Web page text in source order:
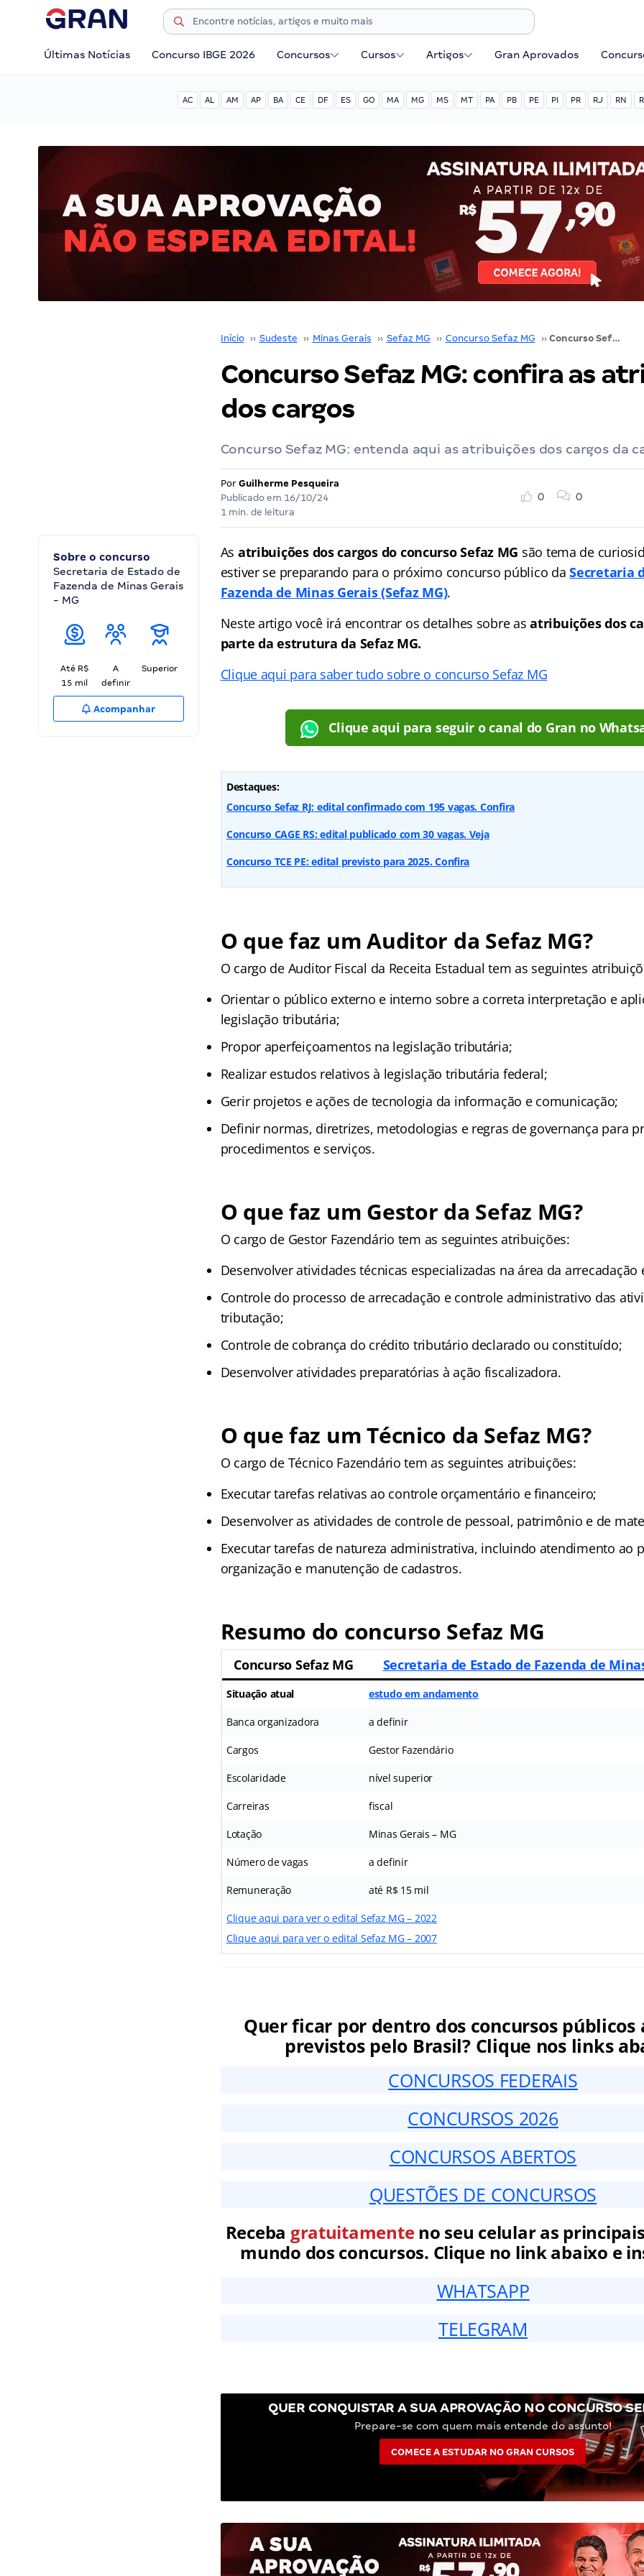
Últimas Notícias Concurso IBGE 2026 Concursos Cursos Artigos Gran Aprovados
AC AL AM AP BA CE DF ES GO MA MG MS MT PA PB PE PI PR RJ RN
Início ›› Sudeste ›› Minas Gerais ›› Sefaz MG ›› Concurso Sefaz MG ›› Concurso Sefaz MG: confira as atribuições dos cargos
Concurso Sefaz MG: confira as
dos cargos
Concurso Sefaz MG: entenda aqui as atribuições dos cargos da
Por Guilherme Pesqueira
Publicado em 16/10/24
1 min. de leitura
0 0
Sobre o concurso
Secretaria de Estado de
Fazenda de Minas Gerais
- MG
Até R$
15 mil
A
definir
Superior
Acompanhar
As atribuições dos cargos do concurso Sefaz MG são tema de
estiver se preparando para o próximo concurso público daSecretaria
Fazenda de Minas Gerais(Sefaz MG).
Neste artigo você irá encontrar os detalhes sobre asatribuições dos
parte da estrutura da Sefaz MG.
Clique aqui para saber tudo sobre o concurso Sefaz MG
Clique aqui para seguir o canal do Gran no
Destaques:
Concurso Sefaz RJ: edital confirmado com 195 vagas. Confira
Concurso CAGE RS: edital publicado com 30 vagas. Veja
Concurso TCE PE: edital previsto para 2025. Confira
O que faz um Auditor da Sefaz MG?
O cargo de Auditor Fiscal da Receita Estadual tem as seguintes
Orientar o público externo e interno sobre a correta interpretação e
legislação tributária;
Propor aperfeiçoamentos na legislação tributária;
Realizar estudos relativos à legislação tributária federal;
Gerir projetos e ações de tecnologia da informação e comunicação;
Definir normas, diretrizes, metodologias e regras de governança para
procedimentos e serviços.
O que faz um Gestor da Sefaz MG?
O cargo de Gestor Fazendário tem as seguintes atribuições:
Desenvolver atividades técnicas especializadas na área da arrecadação
Controle do processo de arrecadação e controle administrativo das
tributação;
Controle de cobrança do crédito tributário declarado ou constituído;
Desenvolver atividades preparatórias à ação fiscalizadora.
O que faz um Técnico da Sefaz MG?
O cargo de Técnico Fazendário tem as seguintes atribuições:
Executar tarefas relativas ao controle orçamentário e financeiro;
Desenvolver as atividades de controle de pessoal, patrimônio e de
Executar tarefas de natureza administrativa, incluindo atendimento ao
organização e manutenção de cadastros.
Resumo do concurso Sefaz MG
Concurso Sefaz MG Secretaria de Estado de Fazenda de
Situação atual estudo em andamento
Banca organizadora a definir
Cargos Gestor Fazendário
Escolaridade nível superior
Carreiras fiscal
Lotação Minas Gerais – MG
Número de vagas a definir
Remuneração até R$ 15 mil
Clique aqui para ver o edital Sefaz MG – 2022
Clique aqui para ver o edital Sefaz MG – 2007
Quer ficar por dentro dos concursos públicos
previstos pelo Brasil? Clique nos links
CONCURSOS FEDERAIS
CONCURSOS 2026
CONCURSOS ABERTOS
QUESTÕES DE CONCURSOS
Receba gratuitamenteno seu celular as
mundo dos concursos. Clique no link abaixo e
WHATSAPP
TELEGRAM
QUER CONQUISTAR A SUA APROVAÇÃO NO CONCURSO
Prepare-se com quem mais entende do assunto!
COMECE A ESTUDAR NO GRAN CURSOS